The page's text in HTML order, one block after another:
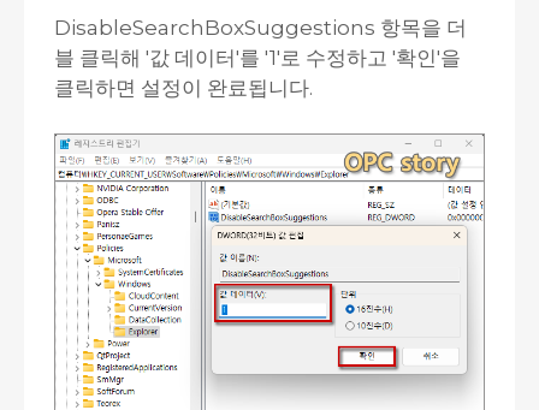
DisableSearchBoxSuggestions 항목을 더
블 클릭해 '값 데이터'를 '1'로 수정하고 '확인'을
클릭하면 설정이 완료됩니다.